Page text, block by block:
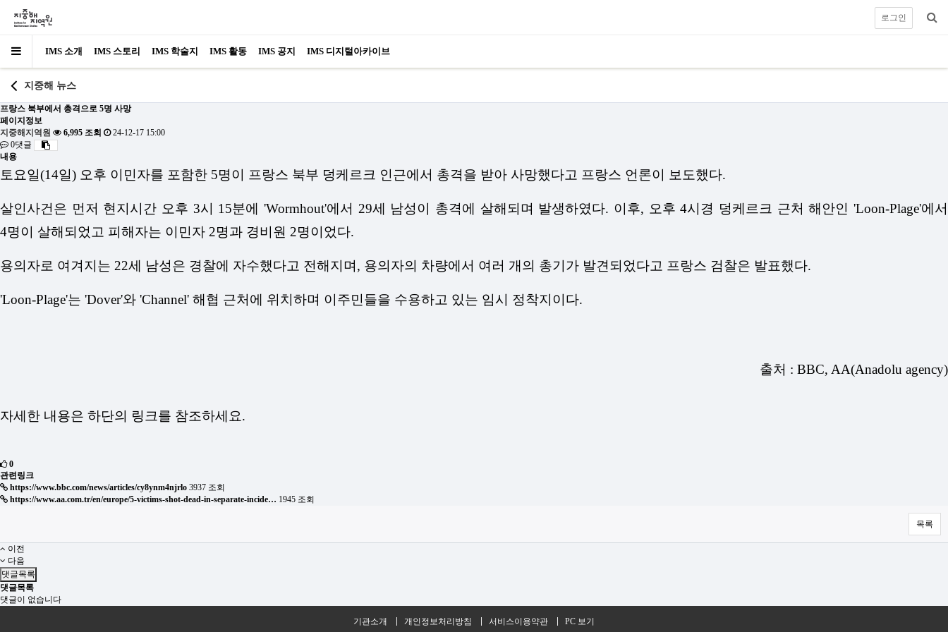
IMS 소개 IMS 스토리 IMS 학술지 IMS 활동 IMS 공지 IMS 디지털아카이브
로그인
지중해 뉴스
프랑스 북부에서 총격으로 5명 사망
페이지정보
지중해지역원
6,995 조회
24-12-17 15:00
0댓글
내용
토요일(14일) 오후 이민자를 포함한 5명이 프랑스 북부 덩케르크 인근에서 총격을 받아 사망했다고 프랑스 언론이 보도했다.
살인사건은 먼저 현지시간 오후 3시 15분에 'Wormhout'에서 29세 남성이 총격에 살해되며 발생하였다. 이후, 오후 4시경 덩케르크 근처 해안인 'Loon-Plage'에서
4명이 살해되었고 피해자는 이민자 2명과 경비원 2명이었다.
용의자로 여겨지는 22세 남성은 경찰에 자수했다고 전해지며, 용의자의 차량에서 여러 개의 총기가 발견되었다고 프랑스 검찰은 발표했다.
'Loon-Plage'는 'Dover'와 'Channel' 해협 근처에 위치하며 이주민들을 수용하고 있는 임시 정착지이다.
출처 : BBC, AA(Anadolu agency)
자세한 내용은 하단의 링크를 참조하세요.
0
관련링크
https://www.bbc.com/news/articles/cy8ynm4njrlo 3937 조회
https://www.aa.com.tr/en/europe/5-victims-shot-dead-in-separate-incide… 1945 조회
목록
이전
다음
댓글목록
댓글목록
댓글이 없습니다
기관소개 개인정보처리방침 서비스이용약관 PC 보기